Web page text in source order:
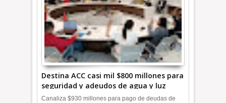
Destina ACC casi mil $800 millones para
seguridad y adeudos de agua y luz
+Video
Canaliza $930 millones para pago de deudas de